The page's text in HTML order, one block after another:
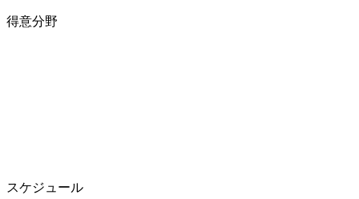
得意分野
スケジュール